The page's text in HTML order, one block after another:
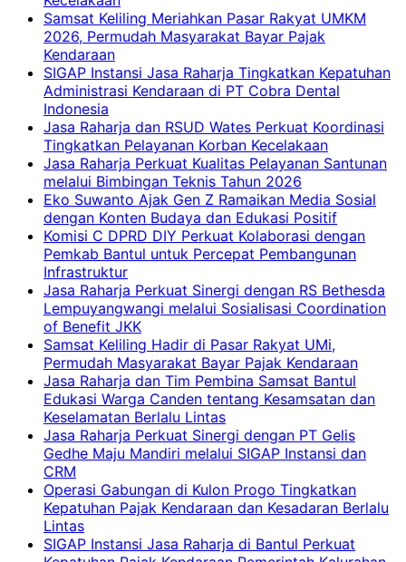
Samsat Keliling Meriahkan Pasar Rakyat UMKM
2026, Permudah Masyarakat Bayar Pajak
Kendaraan
SIGAP Instansi Jasa Raharja Tingkatkan Kepatuhan
Administrasi Kendaraan di PT Cobra Dental
Indonesia
Jasa Raharja dan RSUD Wates Perkuat Koordinasi
Tingkatkan Pelayanan Korban Kecelakaan
Jasa Raharja Perkuat Kualitas Pelayanan Santunan
melalui Bimbingan Teknis Tahun 2026
Eko Suwanto Ajak Gen Z Ramaikan Media Sosial
dengan Konten Budaya dan Edukasi Positif
Komisi C DPRD DIY Perkuat Kolaborasi dengan
Pemkab Bantul untuk Percepat Pembangunan
Infrastruktur
Jasa Raharja Perkuat Sinergi dengan RS Bethesda
Lempuyangwangi melalui Sosialisasi Coordination
of Benefit JKK
Samsat Keliling Hadir di Pasar Rakyat UMi,
Permudah Masyarakat Bayar Pajak Kendaraan
Jasa Raharja dan Tim Pembina Samsat Bantul
Edukasi Warga Canden tentang Kesamsatan dan
Keselamatan Berlalu Lintas
Jasa Raharja Perkuat Sinergi dengan PT Gelis
Gedhe Maju Mandiri melalui SIGAP Instansi dan
CRM
Operasi Gabungan di Kulon Progo Tingkatkan
Kepatuhan Pajak Kendaraan dan Kesadaran Berlalu
Lintas
SIGAP Instansi Jasa Raharja di Bantul Perkuat